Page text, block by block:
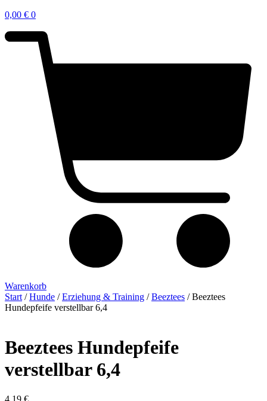
0,00 € 0
Warenkorb
Start /Hunde /Erziehung & Training /Beeztees / Beeztees
Hundepfeife verstellbar 6,4
Beeztees Hundepfeife
verstellbar 6,4
4,19 €